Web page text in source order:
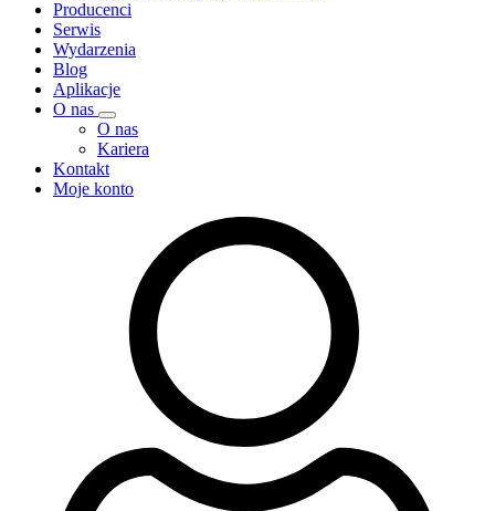
Producenci
Serwis
Wydarzenia
Blog
Aplikacje
O nas
O nas
Kariera
Kontakt
Moje konto